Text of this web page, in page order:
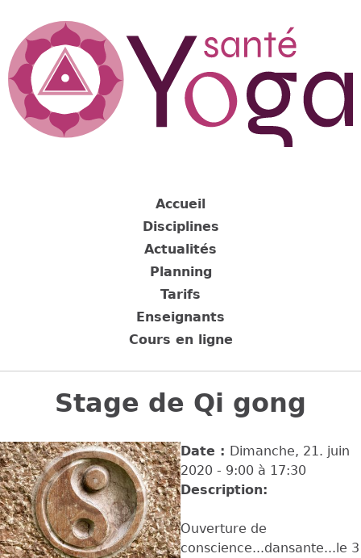
navigation
Back
Stage de Qi gong
Date : Dimanche, 21. juin
2020 - 9:00 à 17:30
Description:
Ouverture de
conscience...dansante...le 3
Accueil
Disciplines
Actualités
Planning
Tarifs
Enseignants
Cours en ligne